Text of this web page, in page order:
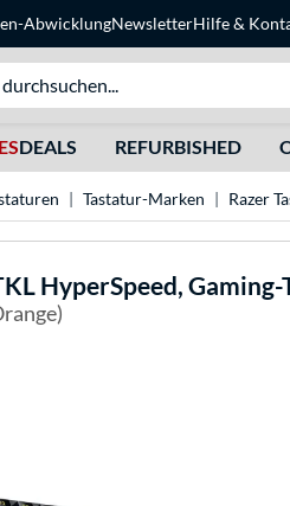
AbwicklungNewsletterHilfe&
DEALS REFURBISHED
Tastatur-Marken Razer
HyperSpeed,